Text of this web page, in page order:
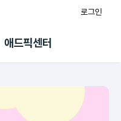
로그인
애드픽센터
멤버십 센터
마이도메인